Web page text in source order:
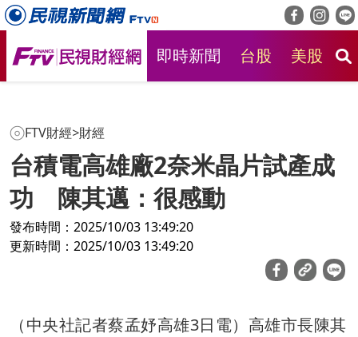
即時新聞 台股 美股
FTV財經>財經
台積電高雄廠2奈米晶片試產成
功 陳其邁：很感動
發布時間：2025/10/03 13:49:20
更新時間：2025/10/03 13:49:20
（中央社記者蔡孟妤高雄3日電）高雄市長陳其